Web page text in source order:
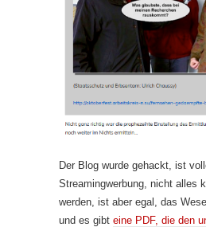
Der Blog wurde gehackt, ist
Streamingwerbung, nicht alles
werden, ist aber egal, das
und es gibt eine PDF, die den